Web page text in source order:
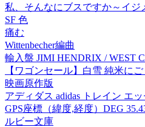
私、そんなにブスですか～イジ
SF 色
痛む
Wittenbecher編曲
輸入盤 JIMI HENDRIX / WEST
【ワゴンセール】白雪 純米に
映画原作版
アディダス adidas トレイン エ
GPS座標（緯度,経度）DEG
ルビー文庫